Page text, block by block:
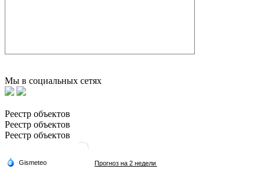
Мы в социальных сетях
Реестр объектов
Реестр объектов
Реестр объектов